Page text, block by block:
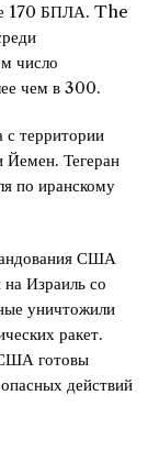
170 БПЛА. The
число
чем в 300.
с территории
Йемен. Тегеран
по иранскому
США
Израиль со
уничтожили
ракет.
США готовы
действий